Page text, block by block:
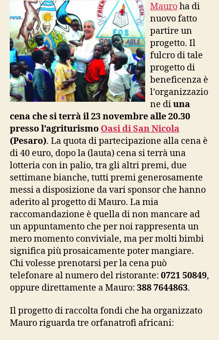
Mauroha di
nuovo fatto
partire un
progetto. Il
fulcro di tale
progetto di
beneficenza è
l’organizzazio
ne diuna
cena che si terrà il 23 novembre alle 20.30
presso l’agriturismo Oasi di San Nicola
(Pesaro). La quota di partecipazione alla cena è
di 40 euro, dopo la (lauta) cena si terrà una
lotteria con in palio, tra gli altri premi, due
settimane bianche, tutti premi generosamente
messi a disposizione da vari sponsor che hanno
aderito al progetto di Mauro. La mia
raccomandazione è quella di non mancare ad
un appuntamento che per noi rappresenta un
mero momento conviviale, ma per molti bimbi
significa più prosaicamente poter mangiare.
Chi volesse prenotarsi per la cena può
telefonare al numero del ristorante: 0721 50849,
oppure direttamente a Mauro: 388 7644863.
Il progetto di raccolta fondi che ha organizzato
Mauro riguarda tre orfanatrofi africani: